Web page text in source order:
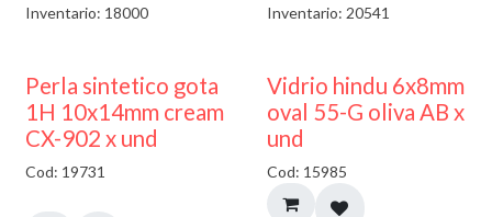
Inventario: 18000 Inventario: 20541
Perla sintetico gota
1H 10x14mm cream
CX-902 x und
Cod: 19731 50% DESCUENTO
Vidrio hindu 6x8mm
oval 55-G oliva AB x
und
Cod: 15985